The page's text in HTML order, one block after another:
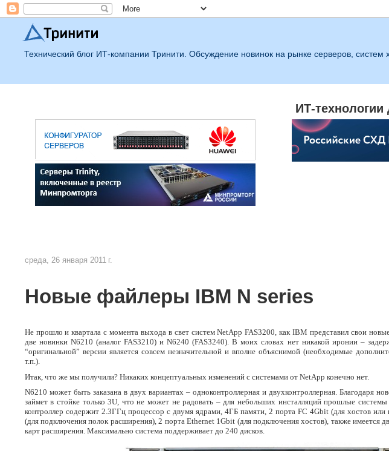
Технический блог ИТ-компании Тринити. Обсуждение новинок на рынке серверов, систем
ИТ-
среда, 26 января 2011 г.
Новые файлеры IBM N series
Не прошло и квартала с момента выхода в свет систем NetApp FAS3200, как IBM представил свои
две новинки N6210 (аналог FAS3210) и N6240 (FAS3240). В моих словах нет никакой иронии –
“оригинальной” версии является совсем незначительной и вполне объяснимой (необходимые
т.п.).
Итак, что же мы получили? Никаких концептуальных изменений с системами от NetApp конечно нет.
N6210 может быть заказана в двух вариантах – одноконтроллерная и двухконтроллерная. Благодаря
займет в стойке только 3U, что не может не радовать – для небольших инсталляций прошлые
контроллер содержит 2.3ГГц процессор с двумя ядрами, 4ГБ памяти, 2 порта FC 4Gbit (для хостов
(для подключения полок расширения), 2 порта Ethernet 1Gbit (для подключения хостов), также имеется
карт расширения. Максимально система поддерживает до 240 дисков.